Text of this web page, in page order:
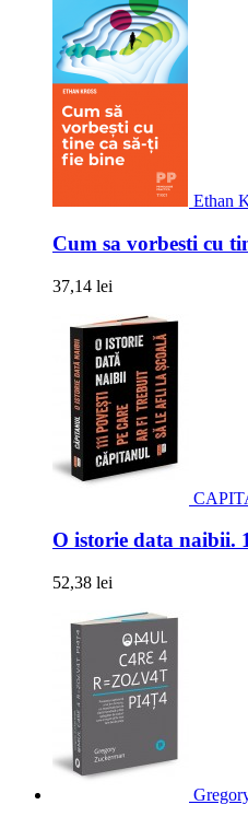
Ethan
Cum sa vorbesti cu
37,14 lei
O istorie data naibii.
52,38 lei